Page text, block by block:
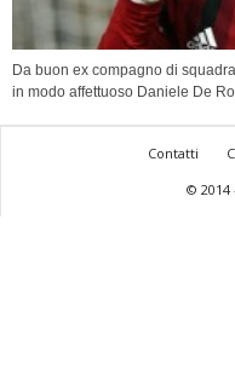
Da buon ex compagno di
in modo affettuoso Daniele De
Contatti
© 2014